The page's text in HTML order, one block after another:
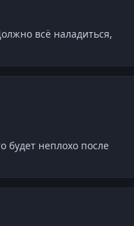
всё наладиться,
будет неплохо после